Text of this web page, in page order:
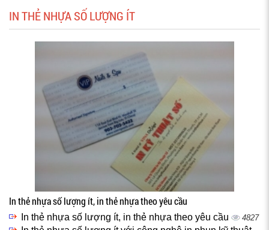
IN THẺ NHỰA SỐ LƯỢNG ÍT
In thẻ nhựa số lượng ít, in thẻ nhựa theo yêu cầu
In thẻ nhựa số lượng ít, in thẻ nhựa theo yêu cầu 4827